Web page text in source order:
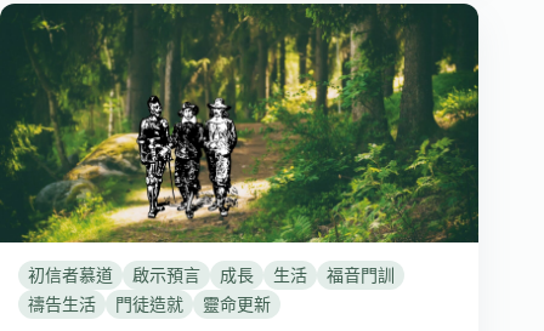
初信者慕道 啟示預言 成長 生活
福音門訓
禱告生活
門徒造就 靈命更新